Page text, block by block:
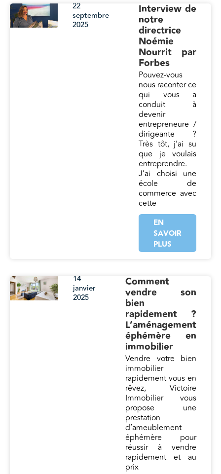
Interview de
notre
directrice
Noémie
Nourrit par
Forbes
Pouvez-vous
nous raconter ce
qui vous a
conduit à
devenir
entrepreneure /
dirigeante ?
Très tôt, j’ai su
que je voulais
entreprendre.
J’ai choisi une
école de
commerce avec
cette
EN
SAVOIR
PLUS
22
septembre
2025
Comment
vendre son
bien
rapidement ?
L’aménagement
éphémère en
immobilier
Vendre votre bien
immobilier
rapidement vous en
rêvez, Victoire
Immobilier vous
propose une
prestation
d’ameublement
éphémère pour
réussir à vendre
rapidement et au
prix
14
janvier
2025